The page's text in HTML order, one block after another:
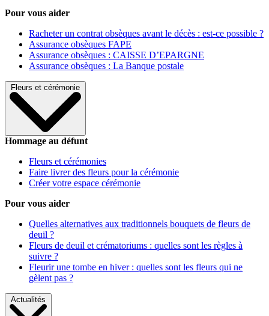
Pour vous aider
Racheter un contrat obsèques avant le décès : est-ce possible ?
Assurance obsèques FAPE
Assurance obsèques : CAISSE D’EPARGNE
Assurance obsèques : La Banque postale
Fleurs et cérémonie
Hommage au défunt
Fleurs et cérémonies
Faire livrer des fleurs pour la cérémonie
Créer votre espace cérémonie
Pour vous aider
Quelles alternatives aux traditionnels bouquets de fleurs de
deuil ?
Fleurs de deuil et crématoriums : quelles sont les règles à
suivre ?
Fleurir une tombe en hiver : quelles sont les fleurs qui ne
gèlent pas ?
Actualités